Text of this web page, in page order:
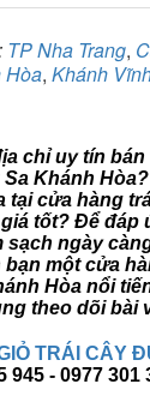
TP Nha Trang,
Hòa, Khánh
chỉ uy tín
Khánh
tại cửa hàng
tốt? Để đáp
sạch ngày
bạn một cửa
Hòa nổi
theo dõi bài
TRÁI CÂY
945 - 0977 301